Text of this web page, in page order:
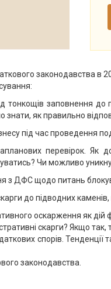
законодавства в
тонкощів заповнення до
як правильно
під час проведення
перевірок. Як
Чи можливо
з ДФС щодо питань
до підводних каменів,
оскарження як дій
скарги? Якщо так,
спорів. Тенденції
законодавства.